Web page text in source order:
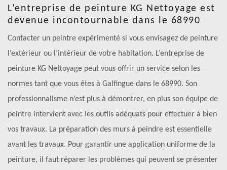
L’entreprise de peinture KG Nettoyage est
devenue incontournable dans le 68990
Contacter un peintre expérimenté si vous envisagez de peinture
l’extérieur ou l’intérieur de votre habitation. L’entreprise de
peinture KG Nettoyage peut vous offrir un service selon les
normes tant que vous êtes à Galfingue dans le 68990. Son
professionnalisme n’est plus à démontrer, en plus son équipe de
peintre intervient avec les outils adéquats pour effectuer à bien
vos travaux. La préparation des murs à peindre est essentielle
avant les travaux. Pour garantir une application uniforme de la
peinture, il faut réparer les problèmes qui peuvent se présenter